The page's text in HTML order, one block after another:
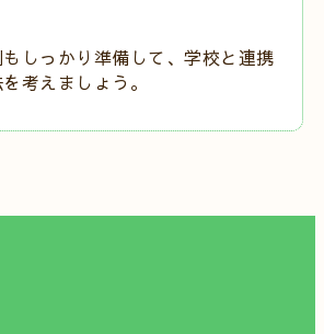
しっかり準備して、学校と連携
考えましょう。